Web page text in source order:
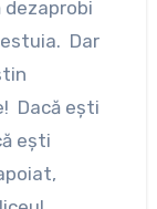
Dar
Dacă eşti
eşti